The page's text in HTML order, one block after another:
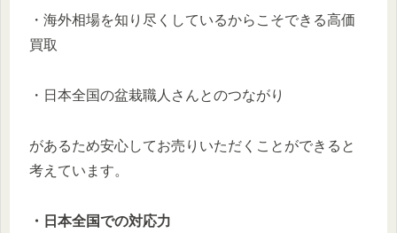
・海外相場を知り尽くしているからこそできる高価
買取
・日本全国の盆栽職人さんとのつながり
があるため安心してお売りいただくことができると
考えています。
・日本全国での対応力